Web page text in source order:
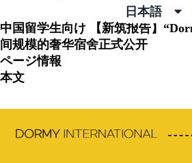
日本語
中国留学生向け
【新筑报告】
间规模的奢华宿舍正式公开
ページ情報
本文